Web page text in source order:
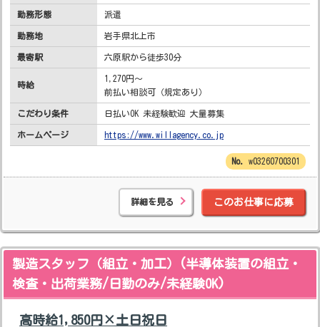
勤務形態 派遣
勤務地 岩手県北上市
最寄駅 六原駅から徒歩30分
時給
1,270円～
前払い相談可（規定あり）
こだわり条件 日払いOK 未経験歓迎 大量募集
ホームページ https://www.willagency.co.jp
w03260700301
詳細を見る このお仕事に応募
製造スタッフ（組立・加工）(半導体装置の組立・
検査・出荷業務/日勤のみ/未経験OK)
高時給1,850円×土日祝日